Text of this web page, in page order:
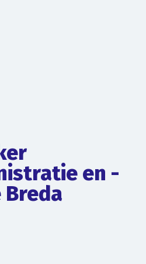
en -